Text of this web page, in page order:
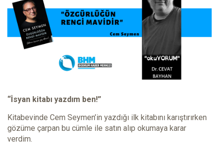
“İsyan kitabı yazdım ben!”
Kitabevinde Cem Seymen’in yazdığı ilk kitabını karıştırırken
gözüme çarpan bu cümle ile satın alıp okumaya karar
verdim.